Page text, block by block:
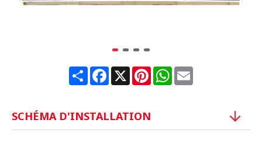
ShareFacebook
X PinterestWhatsApp
Email
SCHÉMA D'INSTALLATION